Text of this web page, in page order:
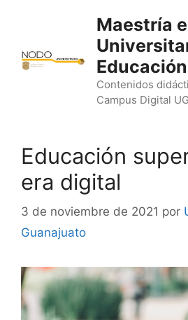
Maestría
Contenidos
Campus Digital
Educación
era digital
3 de noviembre de 2021 por
Guanajuato